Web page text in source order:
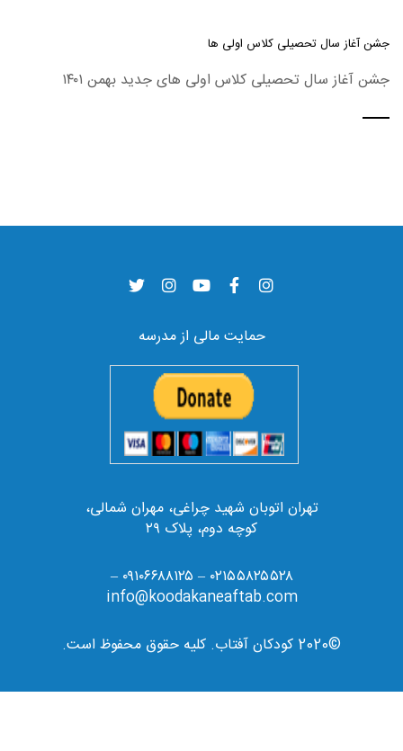
جشن آغاز سال تحصیلی کلاس اولی ها
جشن آغاز سال تحصیلی کلاس اولی های جدید بهمن ۱۴۰۱
حمایت مالی از مدرسه
تهران اتوبان شهید چراغی، مهران شمالی،
کوچه دوم، پلاک ۲۹
۰۲۱۵۵۸۲۵۵۲۸ – ۰۹۱۰۶۶۸۸۱۲۵ –
info@koodakaneaftab.com
©2020 کودکان آفتاب. کلیه حقوق محفوظ است.